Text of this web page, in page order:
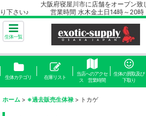
大阪府寝屋川市に店舗をオープン致しま
り下さい♪ 営業時間 水木金土日14時～20時
生体一覧
生体カテゴリ 在庫リスト
当店へのアクセ
ス 営業時間
生体の買取及び
下取り
ホーム > ※過去販売生体禄 > トカゲ